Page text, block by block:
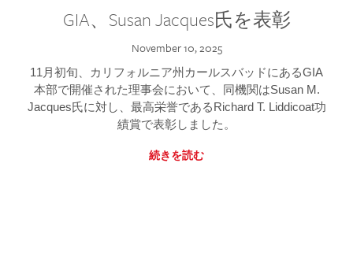
GIA、Susan Jacques氏を表彰
November 10, 2025
11月初旬、カリフォルニア州カールスバッドにあるGIA
本部で開催された理事会において、同機関はSusan M.
Jacques氏に対し、最高栄誉であるRichard T. Liddicoat功
績賞で表彰しました。
続きを読む